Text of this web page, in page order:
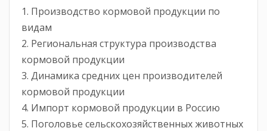
1. Производство кормовой продукции по
видам
2. Региональная структура производства
кормовой продукции
3. Динамика средних цен производителей
кормовой продукции
4. Импорт кормовой продукции в Россию
5. Поголовье сельскохозяйственных животных